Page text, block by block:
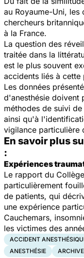
au Royaume-Uni, les
chercheurs
à la France.
La question des
traitée dans la
est le plus souvent
accidents liés à cette
Les données
d'anesthésie doivent
méthodes de suivi
ainsi qu'à
vigilance particulière
En savoir plus
:
Expériences
Le rapport du
particulièrement
de patients, qui
une expérience
Cauchemars,
les victimes des
ACCIDENT
ANESTHÉSIE